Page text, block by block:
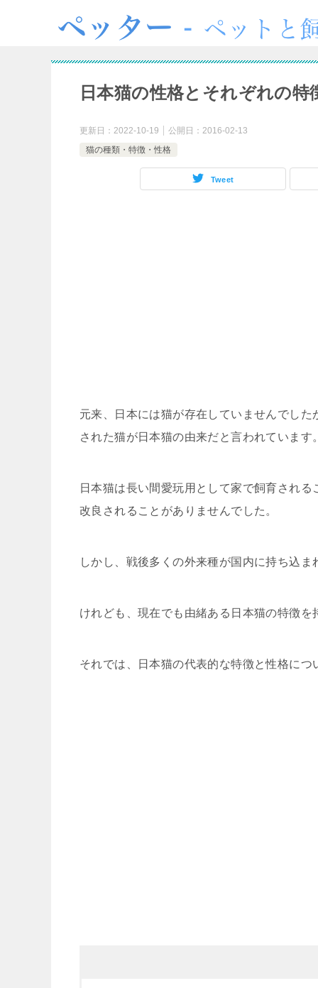
日本猫の性格とそれぞれの
更新日： 2022-10-19 公開日： 2016-02-13
猫の種類・特徴・性格
Tweet
元来、日本には猫が存在していませんでし
された猫が日本猫の由来だと言われています
日本猫は長い間愛玩用として家で飼育され
改良されることがありませんでした。
しかし、戦後多くの外来種が国内に持ち込
けれども、現在でも由緒ある日本猫の特徴
それでは、日本猫の代表的な特徴と性格につ